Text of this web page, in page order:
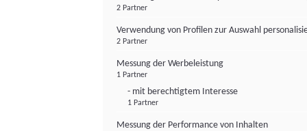
2 Partner
Verwendung von Profilen zur Auswahl
2 Partner
Messung der Werbeleistung
1 Partner
- mit berechtigtem Interesse
1 Partner
Messung der Performance von Inhalten